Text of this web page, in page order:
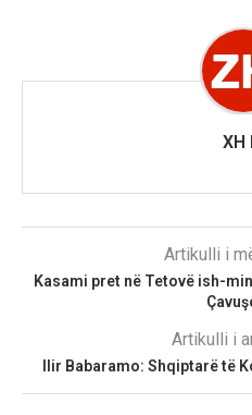
XH
Artikulli i
Kasami pret në Tetovë ish-
Artikulli i
Ilir Babaramo: Shqiptarë të